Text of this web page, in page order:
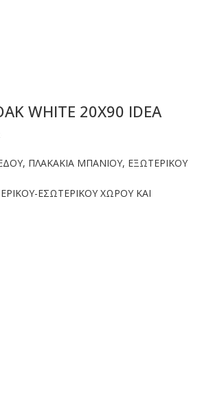
WHITE 20X90 IDEA
, ΠΛΑΚΑΚΙΑ ΜΠΑΝΙΟΥ, ΕΞΩΤΕΡΙΚΟΥ
ΕΣΩΤΕΡΙΚΟΥ ΧΩΡΟΥ ΚΑΙ